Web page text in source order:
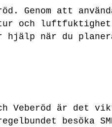
Genom att
och
hjälp när du
Veberöd är det
besöka